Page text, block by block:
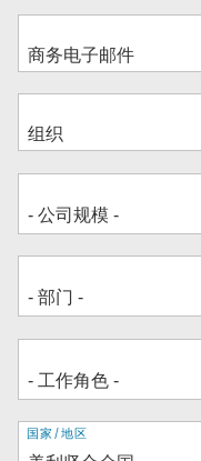
地
国家/地区